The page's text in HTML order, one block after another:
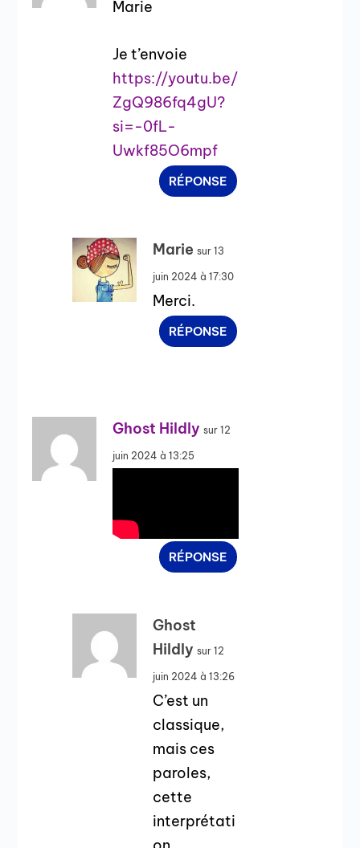
Marie
Je t’envoie
https://youtu.be/
ZgQ986fq4gU?
si=-0fL-
Uwkf85O6mpf
RÉPONSE
Marie sur 13
juin 2024 à 17:30
Merci.
RÉPONSE
Ghost Hildly sur 12
juin 2024 à 13:25
RÉPONSE
Ghost
Hildly sur 12
juin 2024 à 13:26
C’est un
classique,
mais ces
paroles,
cette
interprétati